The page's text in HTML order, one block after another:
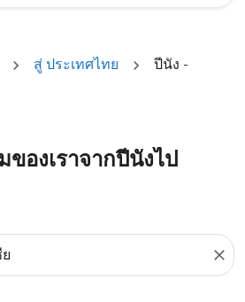
สู่ ประเทศไทย
ปีนัง -
องเราจากปีนังไป
close